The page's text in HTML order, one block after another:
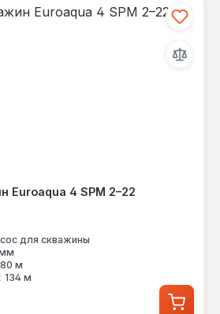
Euroaqua 4 SPM 2–22
для скважины
80 м
134 м